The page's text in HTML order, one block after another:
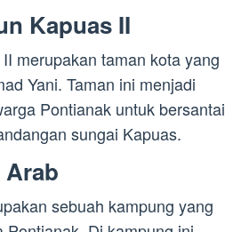
Kapuas II
merupakan taman kota yang
Yani. Taman ini menjadi
Pontianak untuk bersantai
sungai Kapuas.
sebuah kampung yang